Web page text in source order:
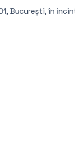
București, în